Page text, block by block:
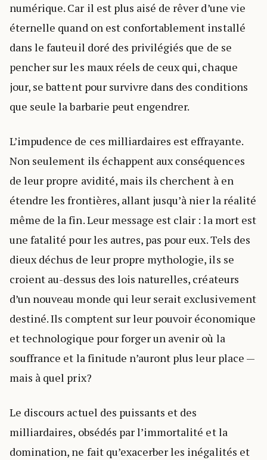
numérique. Car il est plus aisé de rêver d’une vie
éternelle quand on est confortablement installé
dans le fauteuil doré des privilégiés que de se
pencher sur les maux réels de ceux qui, chaque
jour, se battent pour survivre dans des conditions
que seule la barbarie peut engendrer.
L’impudence de ces milliardaires est effrayante.
Non seulement ils échappent aux conséquences
de leur propre avidité, mais ils cherchent à en
étendre les frontières, allant jusqu’à nier la réalité
même de la fin. Leur message est clair : la mort est
une fatalité pour les autres, pas pour eux. Tels des
dieux déchus de leur propre mythologie, ils se
croient au-dessus des lois naturelles, créateurs
d’un nouveau monde qui leur serait exclusivement
destiné. Ils comptent sur leur pouvoir économique
et technologique pour forger un avenir où la
souffrance et la finitude n’auront plus leur place —
mais à quel prix?
Le discours actuel des puissants et des
milliardaires, obsédés par l’immortalité et la
domination, ne fait qu’exacerber les inégalités et